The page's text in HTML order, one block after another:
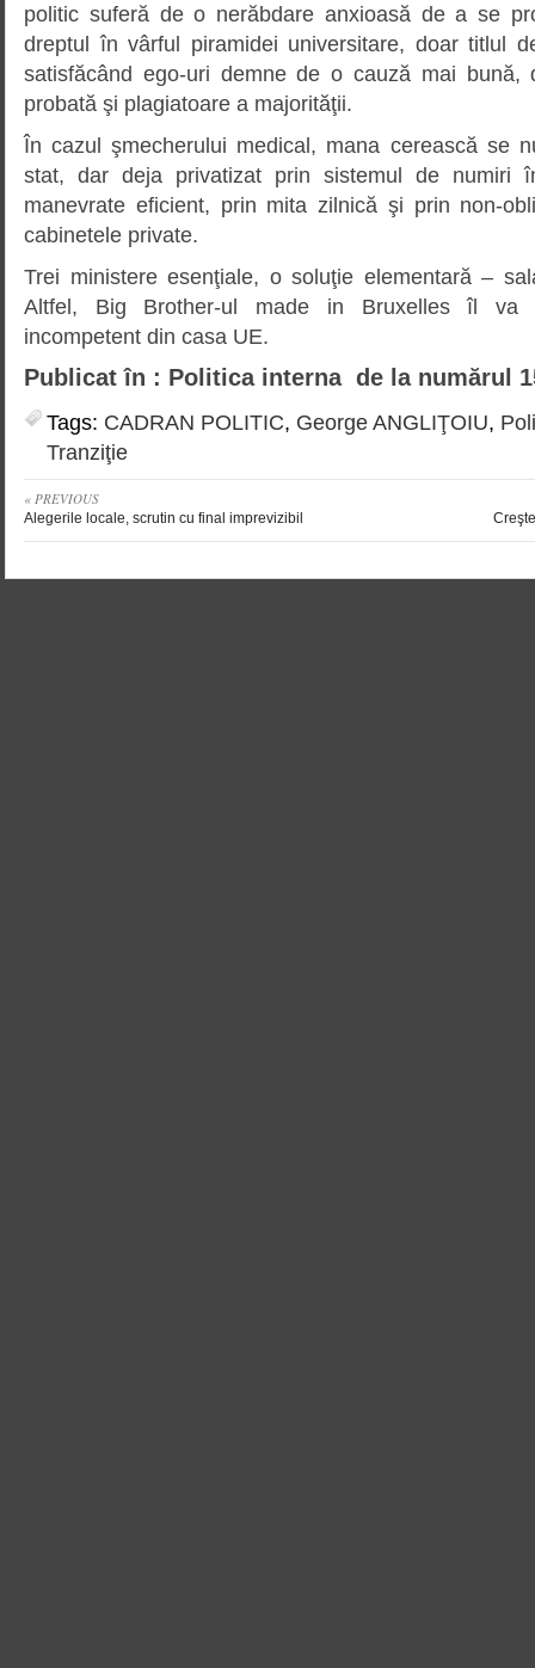
politic suferă de o nerăbdare anxioasă de a se
dreptul în vârful piramidei universitare, doar titlul
satisfăcând ego-uri demne de o cauză mai bună,
probată şi plagiatoare a majorităţii.
În cazul şmecherului medical, mana cerească se
stat, dar deja privatizat prin sistemul de numiri
manevrate eficient, prin mita zilnică şi prin non-
cabinetele private.
Trei ministere esenţiale, o soluţie elementară –
Altfel, Big Brother-ul made in Bruxelles îl va
incompetent din casa UE.
Publicat în : Politica interna de la numărul
Tags: CADRAN POLITIC, George ANGLIŢOIU,
Tranziţie
« PREVIOUS
Alegerile locale, scrutin cu final imprevizibil